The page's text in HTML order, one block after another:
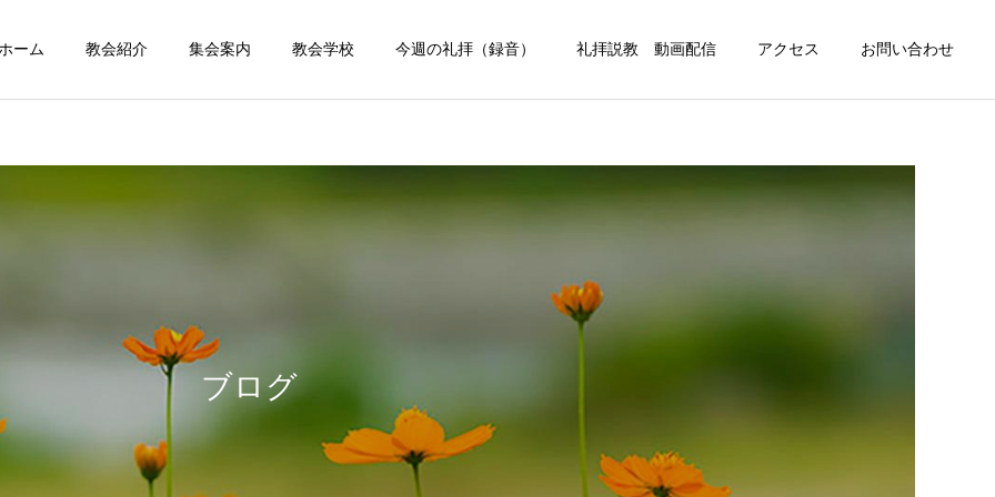
ーム 教会紹介 集会案内 教会学校 今週の礼拝（録音） 礼拝説教 動画配信 アクセス お問い合わせ
ブログ